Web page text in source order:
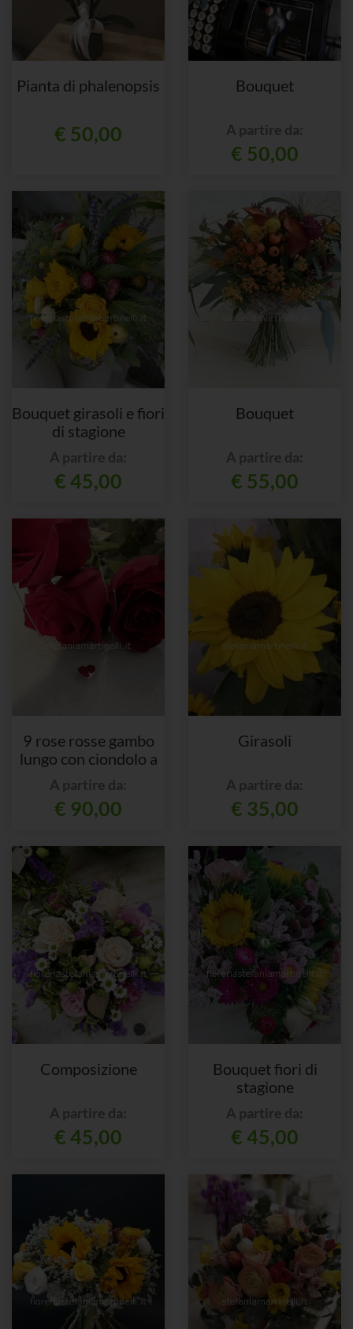
Pianta di phalenopsis
€ 50,00
Bouquet
A partire da:
€ 50,00
Bouquet girasoli e fiori
di stagione
A partire da:
€ 45,00
Bouquet
A partire da:
€ 55,00
9 rose rosse gambo
lungo con ciondolo a
cuore
A partire da:
€ 90,00
Girasoli
A partire da:
€ 35,00
Composizione
A partire da:
€ 45,00
Bouquet fiori di
stagione
A partire da:
€ 45,00